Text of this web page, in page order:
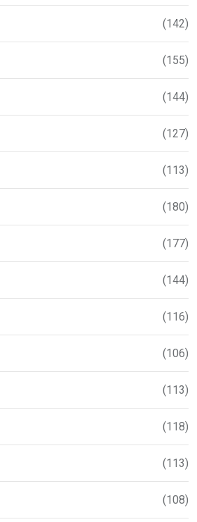
(142)
(155)
(144)
(127)
(113)
(180)
(177)
(144)
(116)
(106)
(113)
(118)
(113)
(108)